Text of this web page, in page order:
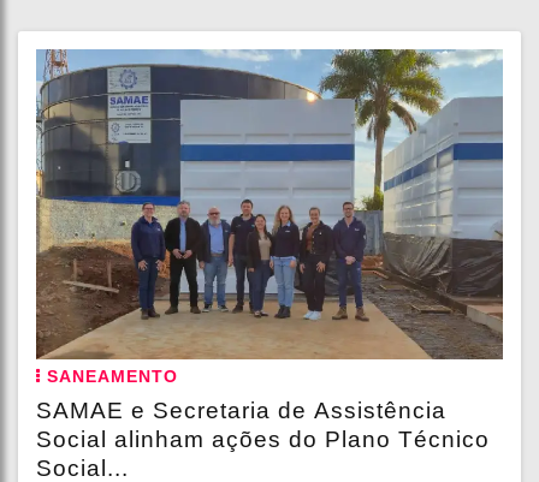
SANEAMENTO
SAMAE e Secretaria de Assistência
Social alinham ações do Plano Técnico
Social...